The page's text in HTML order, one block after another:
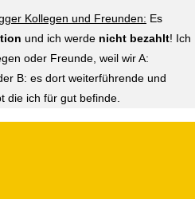
Kollegen und Freunden: Es
und ich werde nicht bezahlt! Ich
oder Freunde, weil wir A:
B: es dort weiterführende und
die ich für gut befinde.